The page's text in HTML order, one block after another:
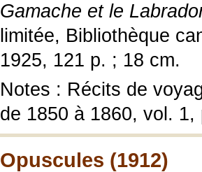
Gamache et le
limitée, Bibliothèque
1925, 121 p. ; 18 cm.
Notes : Récits de
de 1850 à 1860, vol.
Opuscules (1912)